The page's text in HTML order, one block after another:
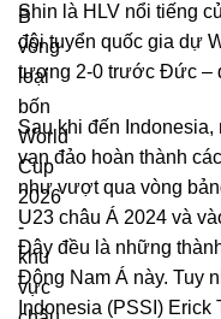
Shin là HLV nổi tiếng
đội tuyển quốc gia dự
tượng 2-0 trước Đức –
Sau khi đến
vạn đảo hoàn thành
như vượt qua vòng
U23 châu Á 2024 và
Đây đều là những
Đông Nam Á này. Tuy
Indonesia (PSSI)